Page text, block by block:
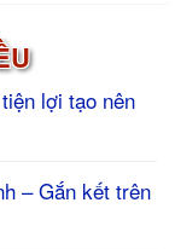
lợi tạo nên
– Gắn kết trên